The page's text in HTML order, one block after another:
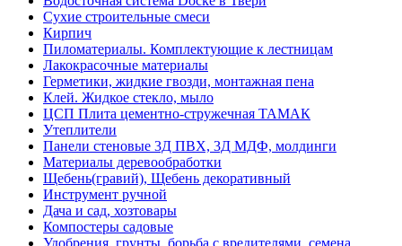
Сухие строительные смеси
Кирпич
Пиломатериалы. Комплектующие к лестницам
Лакокрасочные материалы
Герметики, жидкие гвозди, монтажная пена
Клей. Жидкое стекло, мыло
ЦСП Плита цементно-стружечная ТАМАК
Утеплители
Панели стеновые 3Д ПВХ, 3Д МДФ, молдинги
Материалы деревообработки
Щебень(гравий), Щебень декоративный
Инструмент ручной
Дача и сад, хозтовары
Компостеры садовые
Удобрения, грунты, борьба с вредителями, семена